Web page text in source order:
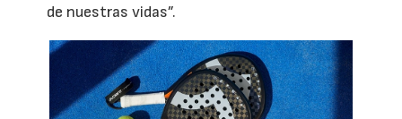
de nuestras vidas”.